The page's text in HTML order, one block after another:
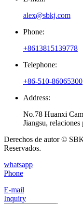
alex@sbkj.com
Phone:
+8613815139778
Telephone:
+86-510-86065300
Address:
No.78 Huanxi
Jiangsu, relaciones
Derechos de autor ©
Reservados.
whatsapp
Phone
E-mail
Inquiry